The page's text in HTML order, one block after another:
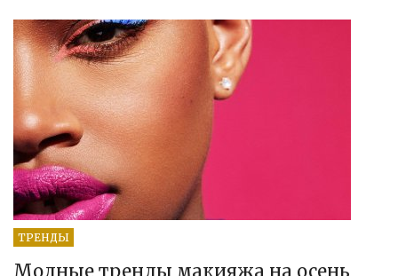
ТРЕНДЫ
Модные тренды макияжа на осень